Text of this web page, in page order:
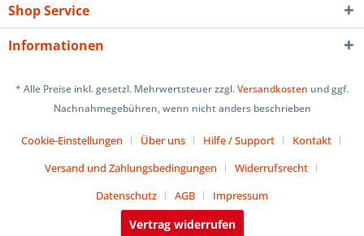
Shop Service
Informationen
* Alle Preise inkl. gesetzl. Mehrwertsteuer zzgl.Versandkosten und ggf.
Nachnahmegebühren, wenn nicht anders beschrieben
Cookie-Einstellungen Über uns Hilfe / Support
Kontakt
Versand und Zahlungsbedingungen
Widerrufsrecht
Datenschutz
AGB Impressum
Vertrag widerrufen